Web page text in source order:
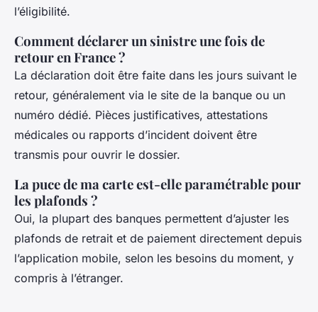
l’éligibilité.
Comment déclarer un sinistre une fois de
retour en France ?
La déclaration doit être faite dans les jours suivant le
retour, généralement via le site de la banque ou un
numéro dédié. Pièces justificatives, attestations
médicales ou rapports d’incident doivent être
transmis pour ouvrir le dossier.
La puce de ma carte est-elle paramétrable pour
les plafonds ?
Oui, la plupart des banques permettent d’ajuster les
plafonds de retrait et de paiement directement depuis
l’application mobile, selon les besoins du moment, y
compris à l’étranger.